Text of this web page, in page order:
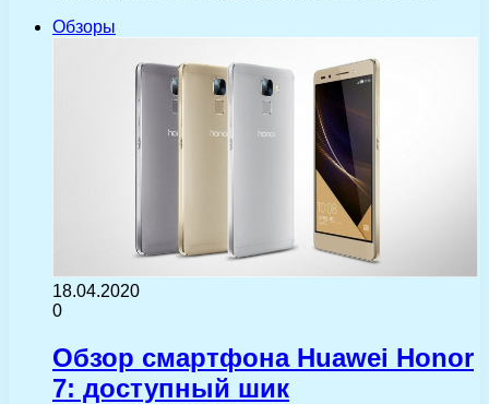
Обзоры
18.04.2020
0
Обзор смартфона Huawei Honor
7: доступный шик